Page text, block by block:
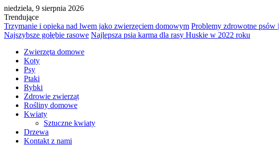
niedziela, 9 sierpnia 2026
Trendujące
Trzymanie i opieka nad lwem jako zwierzęciem domowym Problemy zdrowotne
Najszybsze gołębie rasowe Najlepsza psia karma dla rasy Huskie w 2022 roku
Zwierzęta domowe
Koty
Psy
Ptaki
Rybki
Zdrowie zwierząt
Rośliny domowe
Kwiaty
Sztuczne kwiaty
Drzewa
Kontakt z nami